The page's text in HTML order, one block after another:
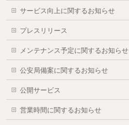
サービス向上に関するお知らせ
プレスリリース
メンテナンス予定に関するお知らせ
公安局備案に関するお知らせ
公開サービス
営業時間に関するお知らせ